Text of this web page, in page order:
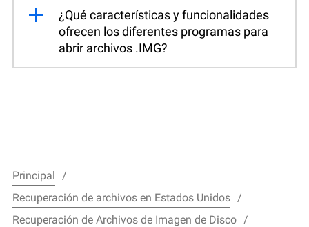
¿Qué características y funcionalidades
ofrecen los diferentes programas para
abrir archivos .IMG?
Principal
Recuperación de archivos en Estados Unidos
Recuperación de Archivos de Imagen de Disco